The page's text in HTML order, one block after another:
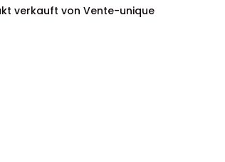
verkauft von Vente-unique